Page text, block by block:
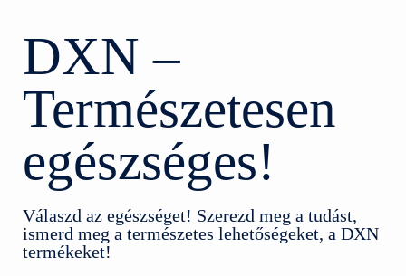
DXN –
Természetesen
egészséges!
Válaszd az egészséget! Szerezd meg a tudást,
ismerd meg a természetes lehetőségeket, a DXN
termékeket!